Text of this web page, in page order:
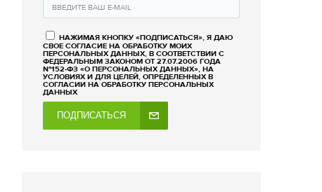
НАЖИМАЯ КНОПКУ «ПОДПИСАТЬСЯ», Я ДАЮ
СВОЕ СОГЛАСИЕ НА ОБРАБОТКУ МОИХ
ПЕРСОНАЛЬНЫХ ДАННЫХ, В СООТВЕТСТВИИ С
ФЕДЕРАЛЬНЫМ ЗАКОНОМ ОТ 27.07.2006 ГОДА
№152-ФЗ «О ПЕРСОНАЛЬНЫХ ДАННЫХ», НА
УСЛОВИЯХ И ДЛЯ ЦЕЛЕЙ, ОПРЕДЕЛЕННЫХ В
СОГЛАСИИ НА ОБРАБОТКУ ПЕРСОНАЛЬНЫХ
ДАННЫХ
ПОДПИСАТЬСЯ